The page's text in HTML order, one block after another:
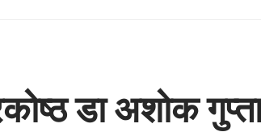
डा अशोक